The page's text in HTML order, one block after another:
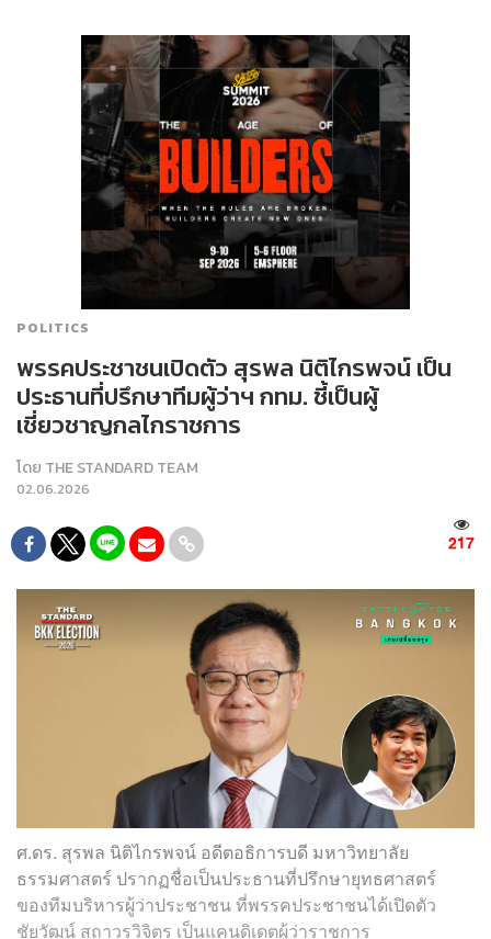
POLITICS
พรรคประชาชนเปิดตัว สุรพล นิติไกรพจน์ เป็น
ประธานที่ปรึกษาทีมผู้ว่าฯ กทม. ชี้เป็นผู้
เชี่ยวชาญกลไกราชการ
โดย THE STANDARD TEAM
02.06.2026
217
ศ.ดร. สุรพล นิติไกรพจน์ อดีตอธิการบดี มหาวิทยาลัย
ธรรมศาสตร์ ปรากฏชื่อเป็นประธานที่ปรึกษายุทธศาสตร์
ของทีมบริหารผู้ว่าประชาชน ที่พรรคประชาชนได้เปิดตัว
ชัยวัฒน์ สถาวรวิจิตร เป็นแคนดิเดตผู้ว่าราชการ